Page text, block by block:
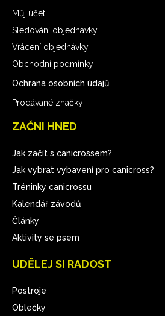
Můj účet
Sledování objednávky
Vrácení objednávky
Obchodní podmínky
Ochrana osobních údajů
Prodávané značky
ZAČNI HNED
Jak začít s canicrossem?
Jak vybrat vybavení pro canicross?
Tréninky canicrossu
Kalendář závodů
Články
Aktivity se psem
UDĚLEJ SI RADOST
Postroje
Oblečky